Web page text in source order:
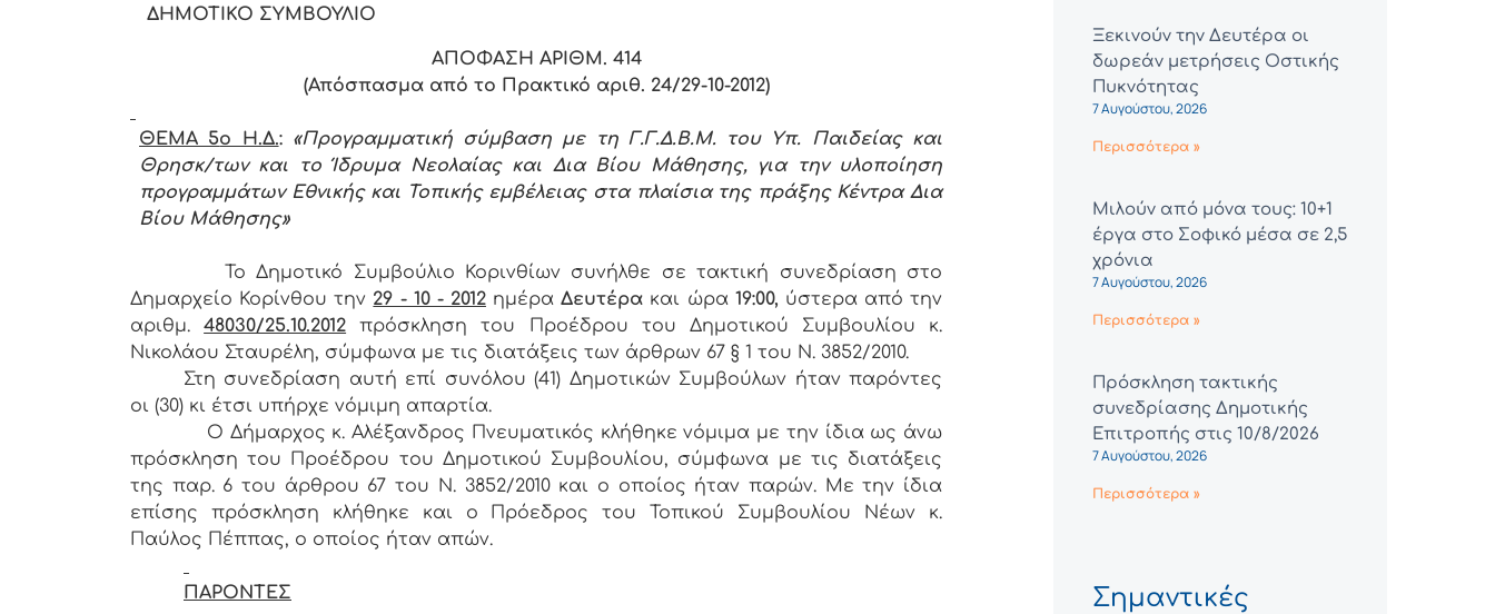
ΔΗΜΟΤΙΚΟ ΣΥΜΒΟΥΛΙΟ
ΑΠΟΦΑΣΗ ΑΡΙΘΜ. 414
(Απόσπασμα από το Πρακτικό αριθ. 24/29-10-2012)
ΘΕΜΑ 5o Η.Δ.: «Προγραμματική σύμβαση με τη Γ.Γ.Δ.B.Μ. του Υπ. Παιδείας και
Θρησκ/των και το Ίδρυμα Νεολαίας και Δια Βίου Μάθησης, για την υλοποίηση
προγραμμάτων Εθνικής και Τοπικής εμβέλειας στα πλαίσια της πράξης Κέντρα Δια
Βίου Μάθησης»
Το Δημοτικό Συμβούλιο Κορινθίων συνήλθε σε τακτική συνεδρίαση στο
Δημαρχείο Κορίνθου την 29 - 10 - 2012 ημέραΔευτέρα και ώρα 19:00, ύστερα από την
αριθμ.48030/25.10.2012
πρόσκληση του Προέδρου του Δημοτικού Συμβουλίου κ.
Νικολάου Σταυρέλη, σύμφωνα με τις διατάξεις των άρθρων 67 § 1 του Ν. 3852/2010.
Στη συνεδρίαση αυτή επί συνόλου (41) Δημοτικών Συμβούλων ήταν παρόντες
οι (30) κι έτσι υπήρχε νόμιμη απαρτία.
Ο Δήμαρχος κ. Αλέξανδρος Πνευματικός κλήθηκε νόμιμα με την ίδια ως άνω
πρόσκληση του Προέδρου του Δημοτικού Συμβουλίου, σύμφωνα με τις διατάξεις
της παρ. 6 του άρθρου 67 του Ν. 3852/2010 και ο οποίος ήταν παρών. Με την ίδια
επίσης πρόσκληση κλήθηκε και ο Πρόεδρος του Τοπικού Συμβουλίου Νέων κ.
Παύλος Πέππας, ο οποίος ήταν απών.
ΠΑΡΟΝΤΕΣ
Ξεκινούν την Δευτέρα οι
δωρεάν μετρήσεις Οστικής
Πυκνότητας
7 Αυγούστου, 2026
Περισσότερα »
Μιλούν από μόνα τους: 10+1
έργα στο Σοφικό μέσα σε 2,5
χρόνια
7 Αυγούστου, 2026
Περισσότερα »
Πρόσκληση τακτικής
συνεδρίασης Δημοτικής
Επιτροπής στις 10/8/2026
7 Αυγούστου, 2026
Περισσότερα »
Σημαντικές